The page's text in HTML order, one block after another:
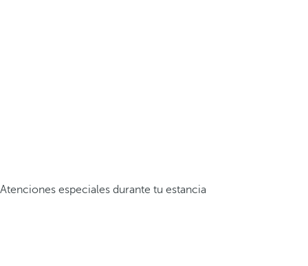
Atenciones especiales durante tu estancia